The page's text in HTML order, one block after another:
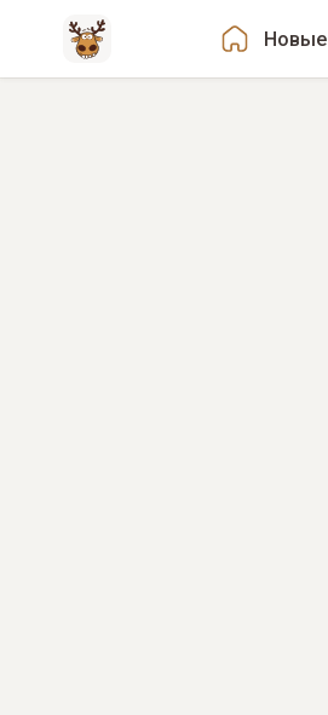
Новые